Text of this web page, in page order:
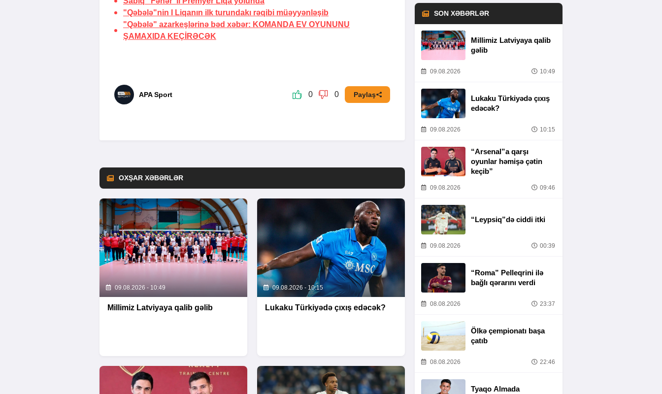
"Qəbələ"nin I Liqanın ilk turundakı rəqibi müəyyənləşib
"Qəbələ" azarkeşlərinə bəd xəbər: KOMANDA EV OYUNUNU
ŞAMAXIDA KEÇİRƏCƏK
APA Sport 0 0 Paylaş
OXŞAR XƏBƏRLƏR
09.08.2026 - 10:49
Millimiz Latviyaya qalib gəlib
09.08.2026 - 10:15
Lukaku Türkiyədə çıxış edəcək?
SON XƏBƏRLƏR
Millimiz Latviyaya qalib
gəlib
09.08.2026 10:49
Lukaku Türkiyədə çıxış
edəcək?
09.08.2026 10:15
“Arsenal”a qarşı
oyunlar həmişə çətin
keçib”
09.08.2026 09:46
“Leypsiq”də ciddi itki
09.08.2026 00:39
“Roma” Pelleqrini ilə
bağlı qərarını verdi
08.08.2026 23:37
Ölkə çempionatı başa
çatıb
08.08.2026 22:46
Tyaqo Almada